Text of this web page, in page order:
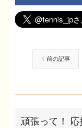
前の記事
頑張って！